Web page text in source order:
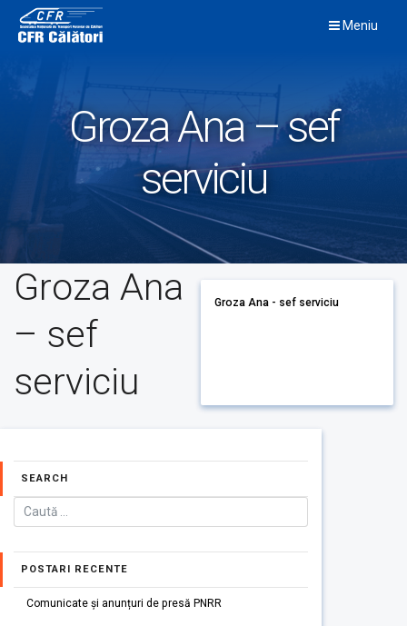
content
Meniu
Groza Ana – sef
serviciu
Groza Ana
– sef
serviciu
Groza Ana - sef serviciu
SEARCH
POSTARI RECENTE
Comunicate și anunțuri de presă PNRR